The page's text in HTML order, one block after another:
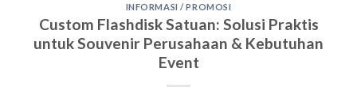
INFORMASI / PROMOSI
Custom Flashdisk Satuan: Solusi Praktis
untuk Souvenir Perusahaan & Kebutuhan
Event